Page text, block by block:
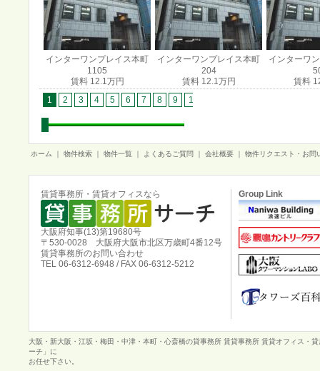
インターワンプレイス本町
1105
賃料 12.1万円
インターワンプレイス本町
204
賃料 12.1万円
インターワ
賃料
1
2 3 4 5 6 7 8 9 10
ホーム 物件検索 物件一覧 よくあるご質問 会社概要 物件リクエスト・お問
賃貸事務所・賃貸オフィスなら
大阪府知事(13)第19680号
〒530-0028 大阪府大阪市北区万歳町4番12号
賃貸事務所のお問い合わせ
TEL 06-6312-6948 / FAX 06-6312-5212
Group Link
大阪・新大阪・江坂・梅田・中津・本町・心斎橋の貸事務所 賃貸事務所 賃貸オフィス・
ーチ」に
お任せ下さい。